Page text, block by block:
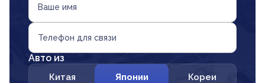
Ваше имя
Телефон для связи
Авто из
Китая Японии Кореи